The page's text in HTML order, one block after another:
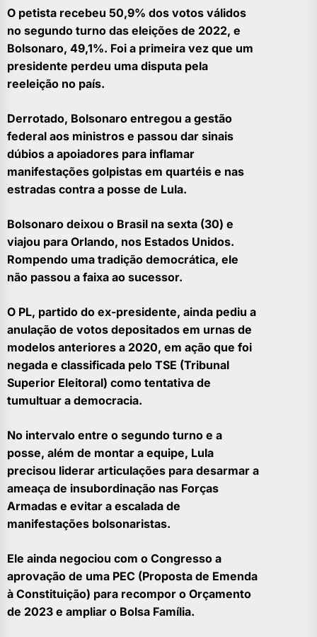
O petista recebeu 50,9% dos votos válidos
no segundo turno das eleições de 2022, e
Bolsonaro, 49,1%. Foi a primeira vez que um
presidente perdeu uma disputa pela
reeleição no país.
Derrotado, Bolsonaro entregou a gestão
federal aos ministros e passou dar sinais
dúbios a apoiadores para inflamar
manifestações golpistas em quartéis e nas
estradas contra a posse de Lula.
Bolsonaro deixou o Brasil na sexta (30) e
viajou para Orlando, nos Estados Unidos.
Rompendo uma tradição democrática, ele
não passou a faixa ao sucessor.
O PL, partido do ex-presidente, ainda pediu a
anulação de votos depositados em urnas de
modelos anteriores a 2020, em ação que foi
negada e classificada pelo TSE (Tribunal
Superior Eleitoral) como tentativa de
tumultuar a democracia.
No intervalo entre o segundo turno e a
posse, além de montar a equipe, Lula
precisou liderar articulações para desarmar a
ameaça de insubordinação nas Forças
Armadas e evitar a escalada de
manifestações bolsonaristas.
Ele ainda negociou com o Congresso a
aprovação de uma PEC (Proposta de Emenda
à Constituição) para recompor o Orçamento
de 2023 e ampliar o Bolsa Família.